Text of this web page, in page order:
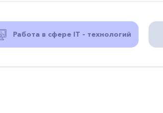
Работа в сфере IT - технологий